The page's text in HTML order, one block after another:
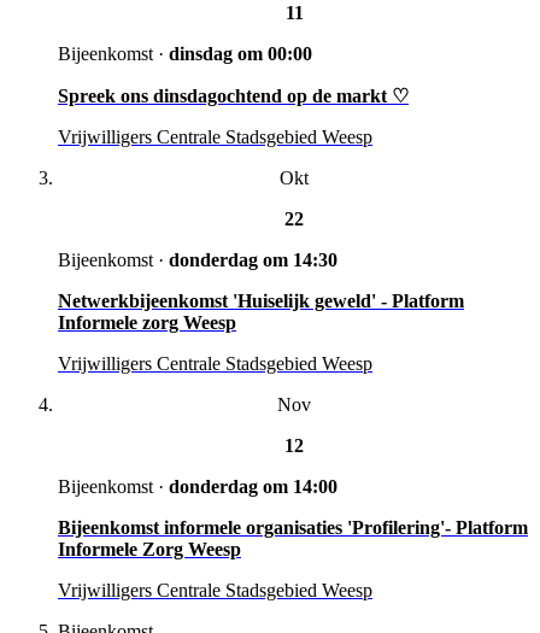
11
Bijeenkomst · dinsdag om 00:00
Spreek ons dinsdagochtend op de markt ♡
Vrijwilligers Centrale Stadsgebied Weesp
Okt
22
Bijeenkomst · donderdag om 14:30
Netwerkbijeenkomst 'Huiselijk geweld' - Platform
Informele zorg Weesp
Vrijwilligers Centrale Stadsgebied Weesp
Nov
12
Bijeenkomst · donderdag om 14:00
Bijeenkomst informele organisaties 'Profilering'- Platform
Informele Zorg Weesp
Vrijwilligers Centrale Stadsgebied Weesp